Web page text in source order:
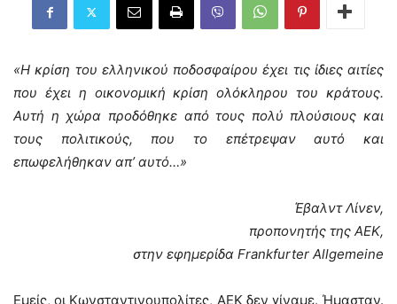
«Η κρίση του ελληνικού ποδοσφαίρου έχει τις ίδιες αιτίες
που έχει η οικονομική κρίση ολόκληρου του κράτους.
Αυτή η χώρα προδόθηκε από τους πολύ πλούσιους και
τους πολιτικούς, που το επέτρεψαν αυτό και
επωφελήθηκαν απ’ αυτό…»
Έβαλντ Λίνεν,
προπονητής της ΑΕΚ,
στην εφημερίδα Frankfurter Allgemeine
Εμείς, οι Κωνσταντινουπολίτες, ΑΕΚ δεν γίναμε. Ήμασταν.